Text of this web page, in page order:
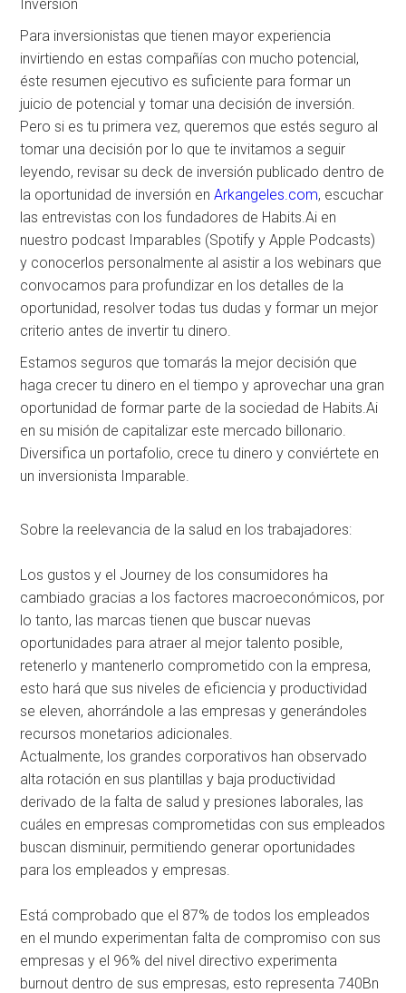
Inversión
Para inversionistas que tienen mayor experiencia
invirtiendo en estas compañías con mucho potencial,
éste resumen ejecutivo es suficiente para formar un
juicio de potencial y tomar una decisión de inversión.
Pero si es tu primera vez, queremos que estés seguro al
tomar una decisión por lo que te invitamos a seguir
leyendo, revisar su deck de inversión publicado dentro de
la oportunidad de inversión enArkangeles.com, escuchar
las entrevistas con los fundadores de Habits.Ai en
nuestro podcast Imparables (Spotify y Apple Podcasts)
y conocerlos personalmente al asistir a los webinars que
convocamos para profundizar en los detalles de la
oportunidad, resolver todas tus dudas y formar un mejor
criterio antes de invertir tu dinero.
Estamos seguros que tomarás la mejor decisión que
haga crecer tu dinero en el tiempo y aprovechar una gran
oportunidad de formar parte de la sociedad de Habits.Ai
en su misión de capitalizar este mercado billonario.
Diversifica un portafolio, crece tu dinero y conviértete en
un inversionista Imparable.
Sobre la reelevancia de la salud en los trabajadores:
Los gustos y el Journey de los consumidores ha
cambiado gracias a los factores macroeconómicos, por
lo tanto, las marcas tienen que buscar nuevas
oportunidades para atraer al mejor talento posible,
retenerlo y mantenerlo comprometido con la empresa,
esto hará que sus niveles de eficiencia y productividad
se eleven, ahorrándole a las empresas y generándoles
recursos monetarios adicionales.
Actualmente, los grandes corporativos han observado
alta rotación en sus plantillas y baja productividad
derivado de la falta de salud y presiones laborales, las
cuáles en empresas comprometidas con sus empleados
buscan disminuir, permitiendo generar oportunidades
para los empleados y empresas.
Está comprobado que el 87% de todos los empleados
en el mundo experimentan falta de compromiso con sus
empresas y el 96% del nivel directivo experimenta
burnout dentro de sus empresas, esto representa 740Bn